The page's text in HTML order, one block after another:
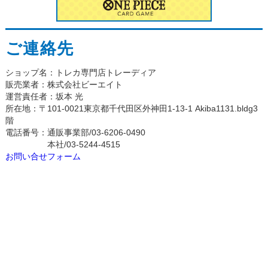
ご連絡先
ショップ名：トレカ専門店トレーディア
販売業者：株式会社ビーエイト
運営責任者：坂本 光
所在地：〒101-0021東京都千代田区外神田1-13-1 Akiba1131.bldg3
階
電話番号：通販事業部/03-6206-0490
本社/03-5244-4515
お問い合せフォーム